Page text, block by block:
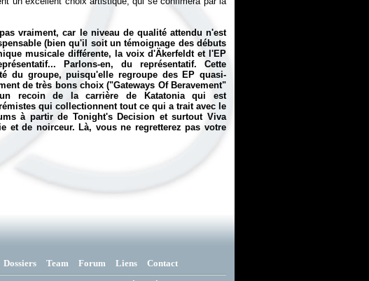
vraiment, car le niveau de qualité attendu n'est
(bien qu'il soit un témoignage des débuts
musicale différente, la voix d'Äkerfeldt et l'EP
Parlons-en, du représentatif. Cette
du groupe, puisqu'elle regroupe des EP quasi-
de très bons choix ("Gateways Of Beravement"
recoin de la carrière de Katatonia qui est
qui collectionnent tout ce qui a trait avec le
à partir de Tonight's Decision et surtoutViva
et de noirceur. Là, vous ne regretterez pas votre
Dossiers Team Forum Liens Contact